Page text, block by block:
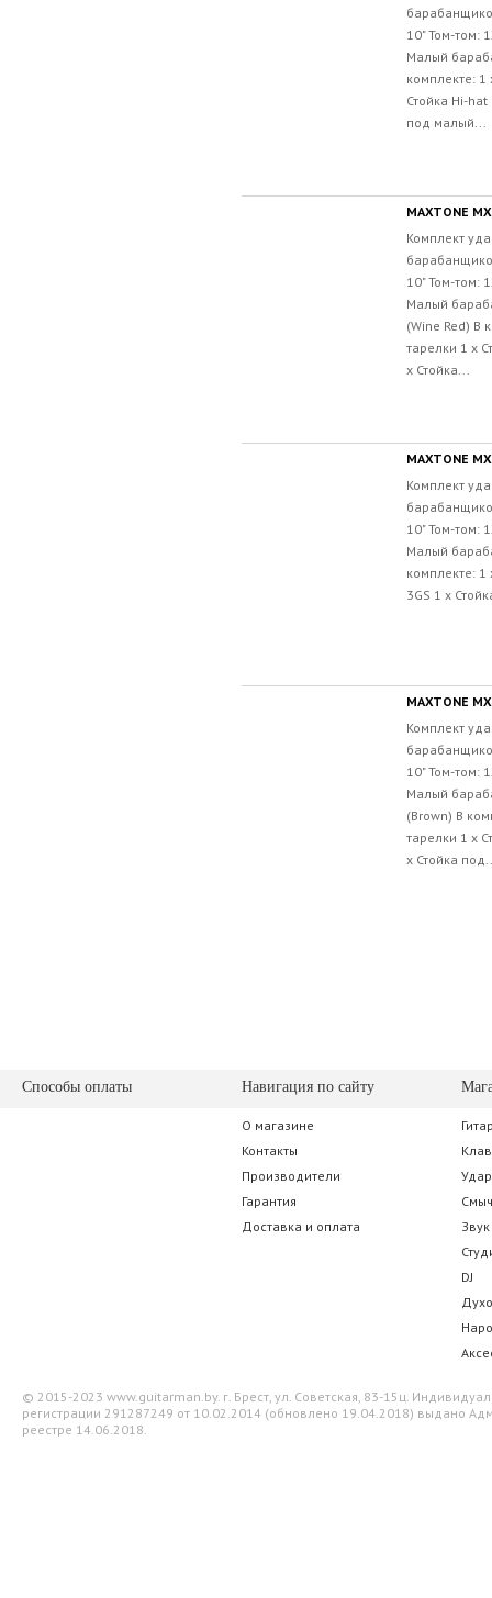
10" Том-том:
Малый
комплекте: 1
Стойка Hi-
под малый...
MAXTONE
Комплект
10" Том-том:
Малый
(Wine Red) В
тарелки 1 x
x Стойка...
MAXTONE
Комплект
10" Том-том:
Малый
комплекте: 1
3GS 1 x
MAXTONE
Комплект
10" Том-том:
Малый
(Brown) В
тарелки 1 x
x Стойка
Способы оплаты Навигация по сайту
О магазине
Контакты
Производители
Гарантия
Доставка и оплата
Звук
DJ
© 2015-2023 www.guitarman.by. г. Брест, ул. Советская, 83-15ц.
регистрации 291287249 от 10.02.2014 (обновлено 19.04.2018) выдано
реестре 14.06.2018.